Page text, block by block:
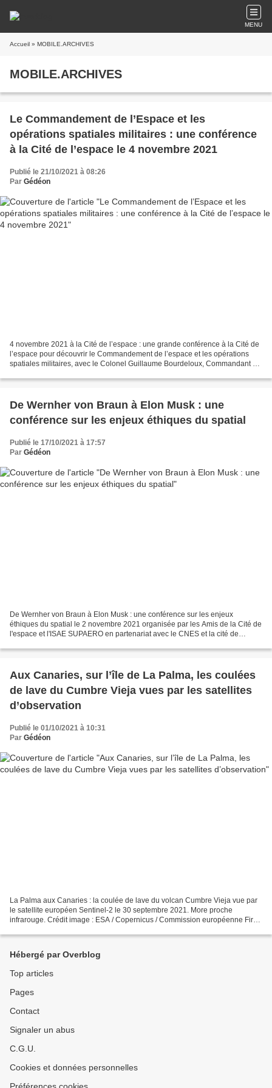
MENU
Accueil » MOBILE.ARCHIVES
MOBILE.ARCHIVES
Le Commandement de l’Espace et les
opérations spatiales militaires : une conférence
à la Cité de l’espace le 4 novembre 2021
Publié le 21/10/2021 à 08:26
Par Gédéon
4 novembre 2021 à la Cité de l’espace : une grande conférence à la Cité de
l’espace pour découvrir le Commandement de l’espace et les opérations
spatiales militaires, avec le Colonel Guillaume Bourdeloux, Commandant de
De Wernher von Braun à Elon Musk : une
conférence sur les enjeux éthiques du spatial
Publié le 17/10/2021 à 17:57
Par Gédéon
De Wernher von Braun à Elon Musk : une conférence sur les enjeux
éthiques du spatial le 2 novembre 2021 organisée par les Amis de la Cité de
l'espace et l'ISAE SUPAERO en partenariat avec le CNES et la cité de
Aux Canaries, sur l’île de La Palma, les coulées
de lave du Cumbre Vieja vues par les satellites
d’observation
Publié le 01/10/2021 à 10:31
Par Gédéon
La Palma aux Canaries : la coulée de lave du volcan Cumbre Vieja vue par
le satellite européen Sentinel-2 le 30 septembre 2021. More proche
infrarouge. Crédit image : ESA / Copernicus / Commission européenne Fire
Hébergé par Overblog
Top articles
Pages
Contact
Signaler un abus
C.G.U.
Cookies et données personnelles